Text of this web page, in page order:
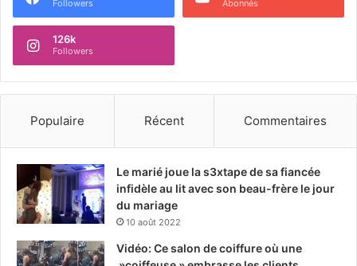
Followers Abonnés
126k
Followers
Populaire Récent Commentaires
Le marié joue la s3xtape de sa fiancée
infidèle au lit avec son beau-frère le jour
du mariage
10 août 2022
Vidéo: Ce salon de coiffure où une